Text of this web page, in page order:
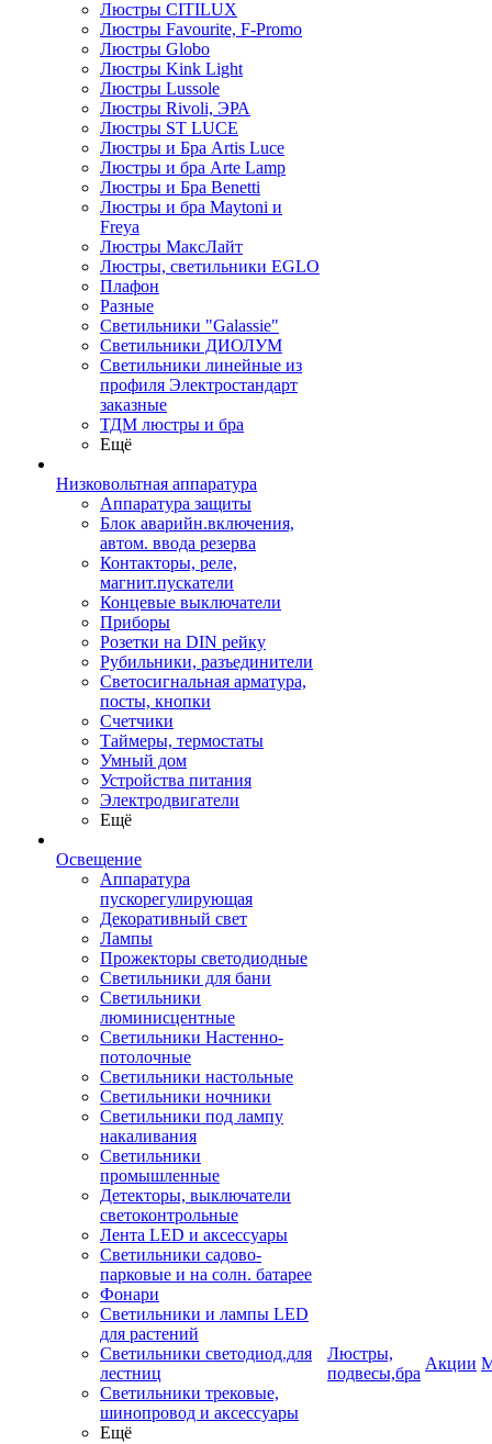
Люстры CITILUX
Люстры Favourite, F-Promo
Люстры Globo
Люстры Kink Light
Люстры Lussole
Люстры Rivoli, ЭРА
Люстры ST LUCE
Люстры и Бра Artis Luce
Люстры и бра Arte Lamp
Люстры и Бра Benetti
Люстры и бра Maytoni и
Freya
Люстры МаксЛайт
Люстры, светильники EGLO
Плафон
Разные
Светильники "Galassie"
Светильники ДИОЛУМ
Светильники линейные из
профиля Электростандарт
заказные
ТДМ люстры и бра
Ещё
Низковольтная аппаратура
Аппаратура защиты
Блок аварийн.включения,
автом. ввода резерва
Контакторы, реле,
магнит.пускатели
Концевые выключатели
Приборы
Розетки на DIN рейку
Рубильники, разъединители
Светосигнальная арматура,
посты, кнопки
Счетчики
Таймеры, термостаты
Умный дом
Устройства питания
Электродвигатели
Ещё
Освещение
Аппаратура
пускорегулирующая
Декоративный свет
Лампы
Прожекторы светодиодные
Светильники для бани
Светильники
люминисцентные
Светильники Настенно-
потолочные
Светильники настольные
Светильники ночники
Светильники под лампу
накаливания
Светильники
промышленные
Детекторы, выключатели
светоконтрольные
Лента LED и аксессуары
Светильники садово-
парковые и на солн. батарее
Фонари
Светильники и лампы LED
для растений
Светильники светодиод.для
лестниц
Светильники трековые,
шинопровод и аксессуары
Ещё
Люстры,
подвесы,бра
Акции